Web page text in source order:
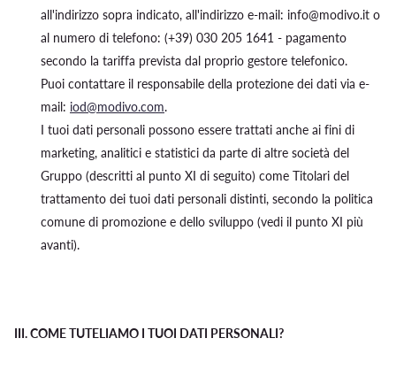
all'indirizzo sopra indicato, all'indirizzo e-mail: info@modivo.it o
al numero di telefono: (+39) 030 205 1641 - pagamento
secondo la tariffa prevista dal proprio gestore telefonico.
Puoi contattare il responsabile della protezione dei dati via e-
mail: iod@modivo.com.
I tuoi dati personali possono essere trattati anche ai fini di
marketing, analitici e statistici da parte di altre società del
Gruppo (descritti al punto XI di seguito) come Titolari del
trattamento dei tuoi dati personali distinti, secondo la politica
comune di promozione e dello sviluppo (vedi il punto XI più
avanti).
III.COME TUTELIAMO I TUOI DATI PERSONALI?